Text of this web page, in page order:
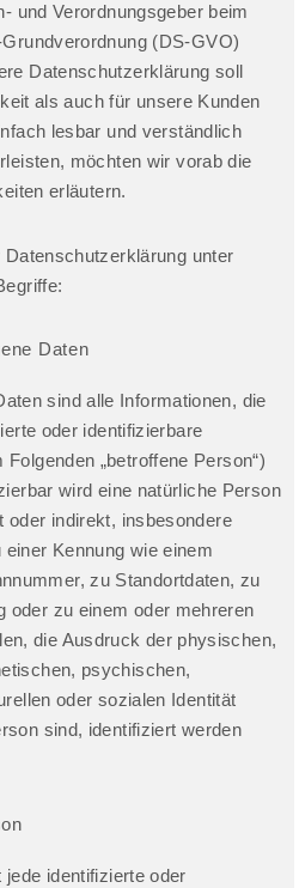
und Verordnungsgeber beim
(DS-GVO)
Datenschutzerklärung soll
als auch für unsere Kunden
lesbar und verständlich
möchten wir vorab die
erläutern.
unter
Daten
sind alle Informationen, die
oder identifizierbare
„betroffene Person“)
wird eine natürliche Person
oder indirekt, insbesondere
Kennung wie einem
zu Standortdaten, zu
oder zu einem oder mehreren
die Ausdruck der physischen,
psychischen,
oder sozialen Identität
sind, identifiziert werden
identifizierte oder